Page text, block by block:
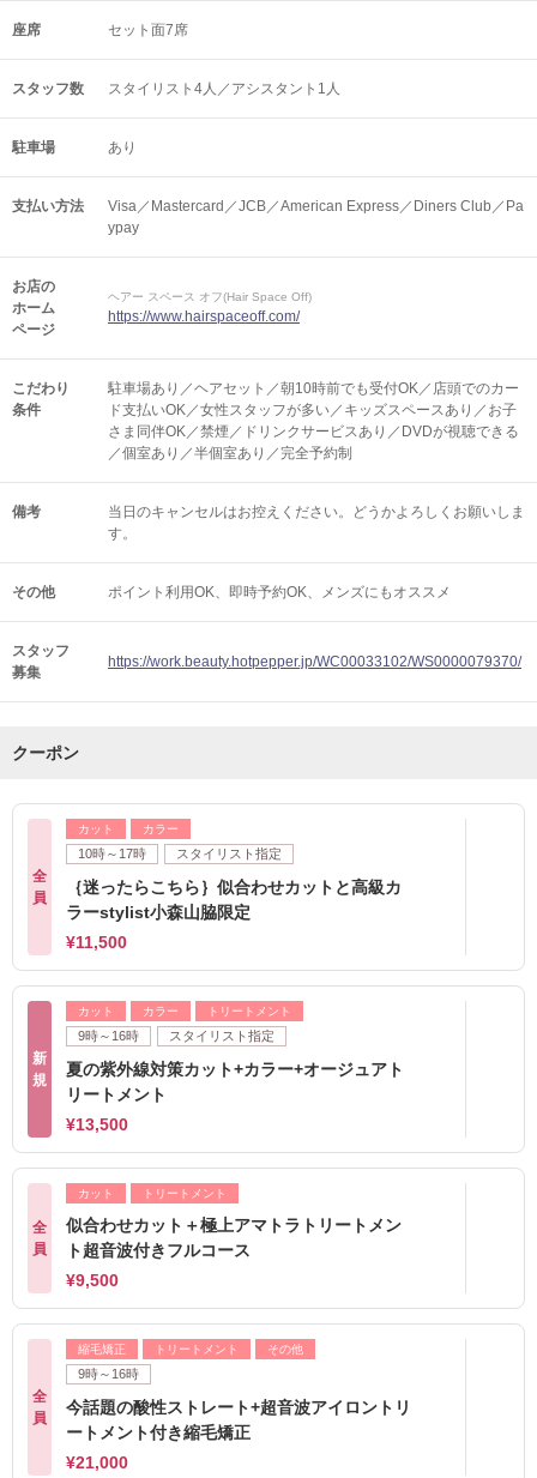
座席 セット面7席
スタッフ数 スタイリスト4人／アシスタント1人
駐車場 あり
支払い方法
Visa／Mastercard／JCB／American Express／Diners Club／Pa
ypay
お店の
ホーム
ページ
ヘアー スペース オフ(Hair Space Off)
https://www.hairspaceoff.com/
こだわり
条件
駐車場あり／ヘアセット／朝10時前でも受付OK／店頭でのカー
ド支払いOK／女性スタッフが多い／キッズスペースあり／お子
さま同伴OK／禁煙／ドリンクサービスあり／DVDが視聴できる
／個室あり／半個室あり／完全予約制
備考
当日のキャンセルはお控えください。どうかよろしくお願いしま
す。
その他 ポイント利用OK 即時予約OK メンズにもオススメ
スタッフ
募集
https://work.beauty.hotpepper.jp/WC00033102/WS0000079370/
クーポン
全
員
カット カラー
10時～17時 スタイリスト指定
｛迷ったらこちら｝似合わせカットと高級カ
ラーstylist小森山脇限定
¥11,500
新
規
カット カラー トリートメント
9時～16時 スタイリスト指定
夏の紫外線対策カット+カラー+オージュアト
リートメント
¥13,500
全
員
カット トリートメント
似合わせカット＋極上アマトラトリートメン
ト超音波付きフルコース
¥9,500
全
員
縮毛矯正 トリートメント その他
9時～16時
今話題の酸性ストレート+超音波アイロントリ
ートメント付き縮毛矯正
¥21,000